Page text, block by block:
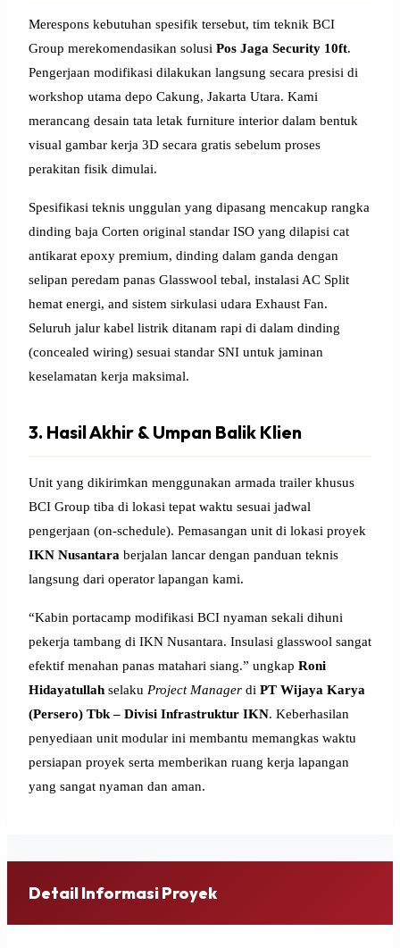
Merespons kebutuhan spesifik tersebut, tim teknik BCI
Group merekomendasikan solusi Pos Jaga Security 10ft.
Pengerjaan modifikasi dilakukan langsung secara presisi di
workshop utama depo Cakung, Jakarta Utara. Kami
merancang desain tata letak furniture interior dalam bentuk
visual gambar kerja 3D secara gratis sebelum proses
perakitan fisik dimulai.
Spesifikasi teknis unggulan yang dipasang mencakup rangka
dinding baja Corten original standar ISO yang dilapisi cat
antikarat epoxy premium, dinding dalam ganda dengan
selipan peredam panas Glasswool tebal, instalasi AC Split
hemat energi, and sistem sirkulasi udara Exhaust Fan.
Seluruh jalur kabel listrik ditanam rapi di dalam dinding
(concealed wiring) sesuai standar SNI untuk jaminan
keselamatan kerja maksimal.
3. Hasil Akhir & Umpan Balik Klien
Unit yang dikirimkan menggunakan armada trailer khusus
BCI Group tiba di lokasi tepat waktu sesuai jadwal
pengerjaan (on-schedule). Pemasangan unit di lokasi proyek
IKN Nusantara berjalan lancar dengan panduan teknis
langsung dari operator lapangan kami.
“Kabin portacamp modifikasi BCI nyaman sekali dihuni
pekerja tambang di IKN Nusantara. Insulasi glasswool sangat
efektif menahan panas matahari siang.” ungkap Roni
Hidayatullah selaku Project Manager di PT Wijaya Karya
(Persero) Tbk – Divisi Infrastruktur IKN. Keberhasilan
penyediaan unit modular ini membantu memangkas waktu
persiapan proyek serta memberikan ruang kerja lapangan
yang sangat nyaman dan aman.
Detail Informasi Proyek